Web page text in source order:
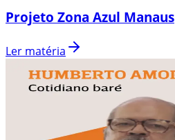
Projeto Zona Azul Manaus
Ler matéria